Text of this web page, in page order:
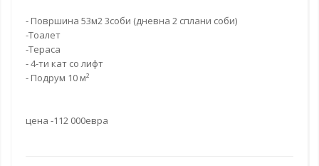
- Површина 53м2 3соби (дневна 2 сплани соби)
-Тоалет
-Тераса
- 4-ти кат со лифт
- Подрум 10 м²
цена -112 000евра